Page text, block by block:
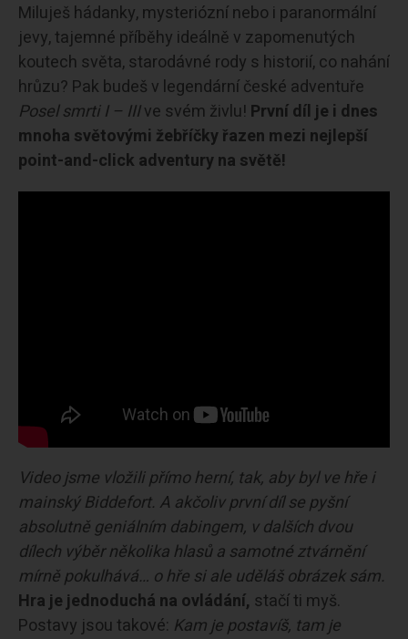
Miluješ hádanky, mysteriózní nebo i paranormální
jevy, tajemné příběhy ideálně v zapomenutých
koutech světa, starodávné rody s historií, co nahání
hrůzu? Pak budeš v legendární české adventuře
Posel smrti I – IIIve svém živlu! První díl je i dnes
mnoha světovými žebříčky řazen mezi nejlepší
point-and-click adventury na světě!
Video jsme vložili přímo herní, tak, aby byl ve hře i
mainský Biddefort. A akčoliv první díl se pyšní
absolutně geniálním dabingem, v dalších dvou
dílech výběr několika hlasů a samotné ztvárnění
mírně pokulhává… o hře si ale uděláš obrázek sám.
Hra je jednoduchá na ovládání, stačí ti myš.
Postavy jsou takové: Kam je postavíš, tam je